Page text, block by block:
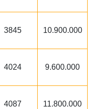
3845 10.900.000
4024 9.600.000
4087 11.800.000